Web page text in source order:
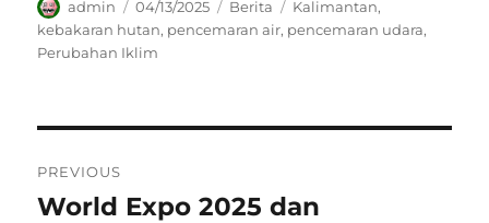
Author
admin
Posted
on
04/13/2025 Categories
Berita Tags
Kalimantan,
kebakaran hutan, pencemaran air, pencemaran udara,
Perubahan Iklim
pos
PREVIOUS
Previous
World Expo 2025 dan